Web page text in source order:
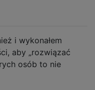
i wykonałem
aby „rozwiązać
osób to nie